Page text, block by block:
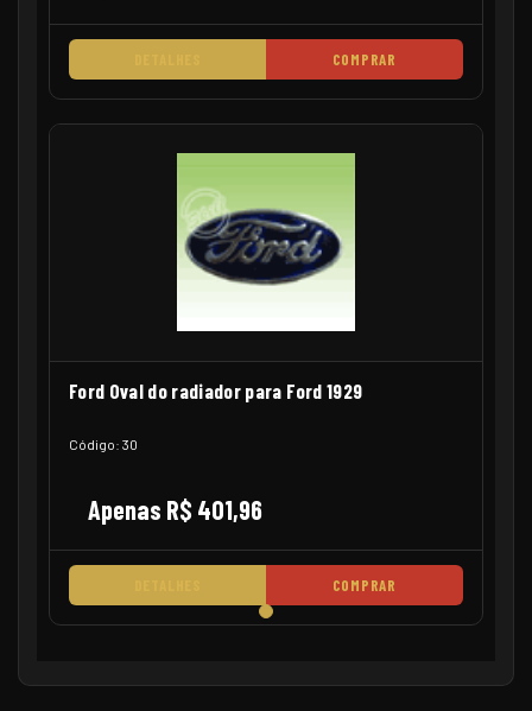
COMPRAR
Ford Oval do radiador para Ford 1929
Código: 30
Apenas R$ 401,96
COMPRAR